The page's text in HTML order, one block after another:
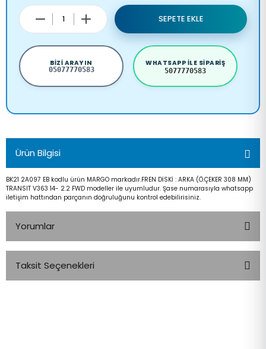
SEPETE EKLE
BIZI ARAYIN
05077770583
WHATSAPP ILE SIPARIŞ
5077770583
Ürün Bilgisi
BK21 2A097 EB kodlu ürün MARGO markadır.FREN DİSKİ : ARKA (Ö.ÇEKER 308 MM)
TRANSIT V363 14- 2.2 FWD modeller ile uyumludur. Şase numarasıyla whatsapp
iletişim hattından parçanın doğruluğunu kontrol edebilirisiniz.
Yorumlar
Taksit Seçenekleri